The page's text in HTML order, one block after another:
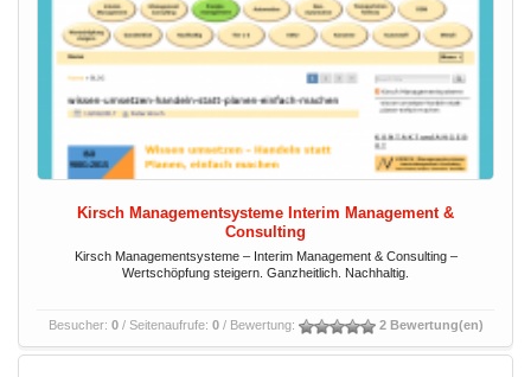
Kirsch Managementsysteme Interim Management &
Consulting
Kirsch Managementsysteme – Interim Management & Consulting –
Wertschöpfung steigern. Ganzheitlich. Nachhaltig.
Besucher: 0/ Seitenaufrufe: 0/ Bewertung: 2 Bewertung(en)